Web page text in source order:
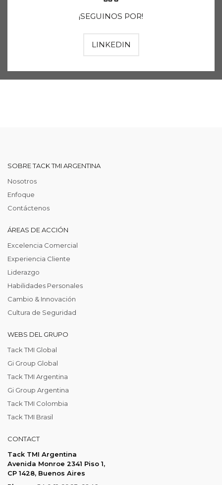
¡SEGUINOS POR!
LINKEDIN
SOBRE TACK TMI ARGENTINA
Nosotros
Enfoque
Contáctenos
ÁREAS DE ACCIÓN
Excelencia Comercial
Experiencia Cliente
Liderazgo
Habilidades Personales
Cambio & Innovación
Cultura de Seguridad
WEBS DEL GRUPO
Tack TMI Global
Gi Group Global
Tack TMI Argentina
Gi Group Argentina
Tack TMI Colombia
Tack TMI Brasil
CONTACT
Tack TMI Argentina
Avenida Monroe 2341 Piso 1,
CP 1428, Buenos Aires